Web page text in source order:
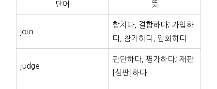
단어 뜻
join
합치다, 결합하다; 가입하
다, 참가하다, 입회하다
judge
판단하다, 평가하다; 재판
[심판]하다